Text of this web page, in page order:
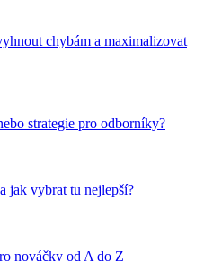
chybám a maximalizovat
strategie pro odborníky?
jak vybrat tu nejlepší?
nováčky od A do Z